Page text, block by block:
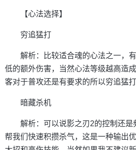
【心法选择】
穷追猛打
解析：比较适合魂的心法之一，
低的额外伤害，当然心法等级越高造
客对于普攻还是有要求的所以穷追猛
暗藏杀机
解析：可以说影之刃2的控制还
帮我们快速积攒杀气，这是一种输出